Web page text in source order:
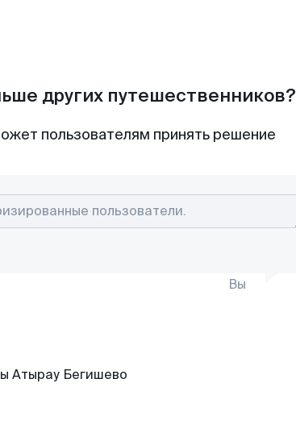
других путешественников?
пользователям принять решение
Вы